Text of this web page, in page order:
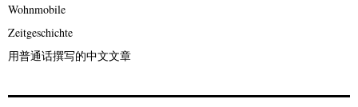
Wohnmobile
Zeitgeschichte
用普通话撰写的中文文章